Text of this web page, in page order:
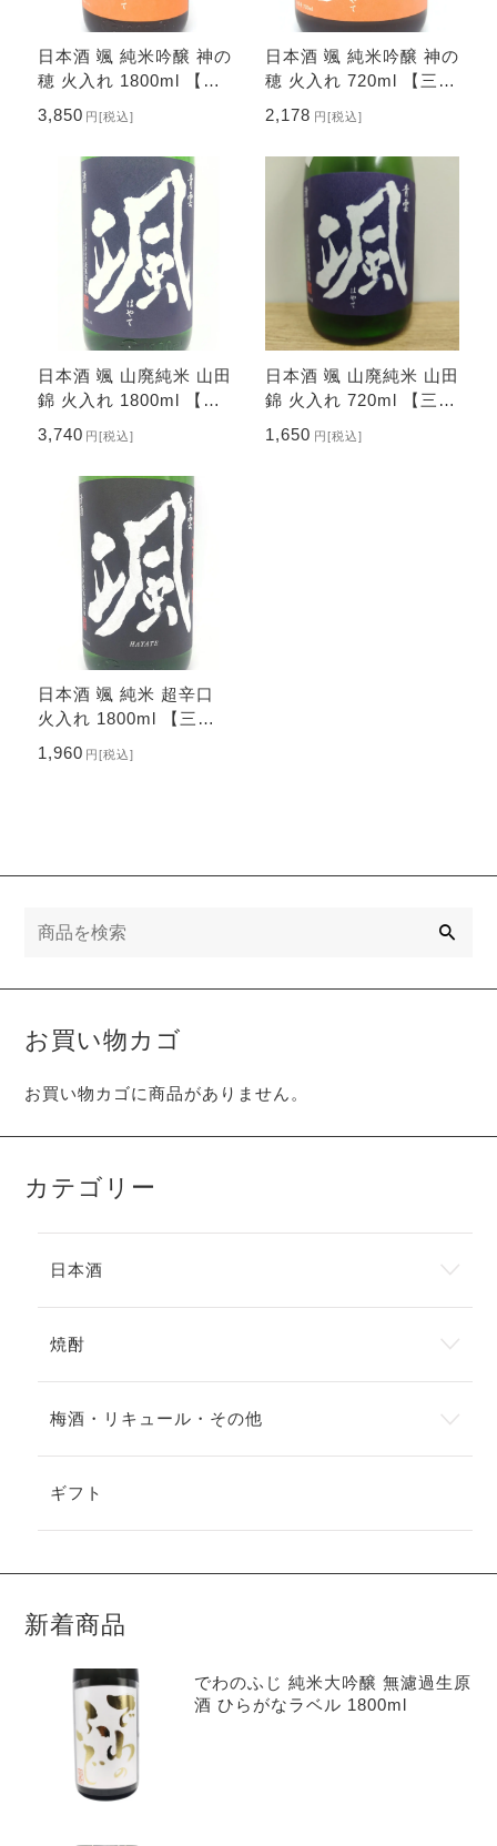
日本酒 颯 純米吟醸 神の
穂 火入れ 1800ml 【三
重県 後藤酒造場】
3,850 円[税込]
日本酒 颯 純米吟醸 神の
穂 火入れ 720ml 【三重
県 後藤酒造場】
2,178 円[税込]
日本酒 颯 山廃純米 山田
錦 火入れ 1800ml 【三
重県 後藤酒造場】
3,740 円[税込]
日本酒 颯 山廃純米 山田
錦 火入れ 720ml 【三重
県 後藤酒造場】
1,650 円[税込]
日本酒 颯 純米 超辛口
火入れ 1800ml 【三重
県 後藤酒造場】
1,960 円 [税込]
お買い物カゴ
お買い物カゴに商品がありません。
カテゴリー
日本酒
焼酎
梅酒・リキュール・その他
ギフト
新着商品
でわのふじ 純米大吟醸 無濾過生原
酒 ひらがなラベル 1800ml